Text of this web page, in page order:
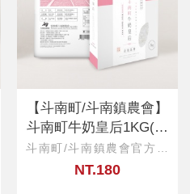
【斗南町/斗南鎮農會】
斗南町牛奶皇后1KG(一
等米)
斗南町/斗南鎮農會官方直
營
NT.180